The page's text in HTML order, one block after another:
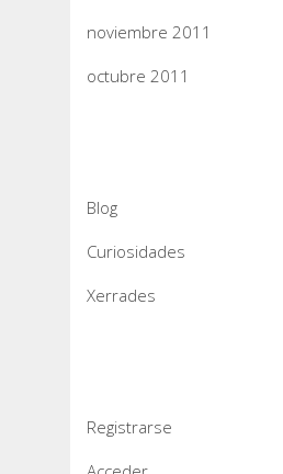
noviembre 2011
octubre 2011
Blog
Curiosidades
Xerrades
Registrarse